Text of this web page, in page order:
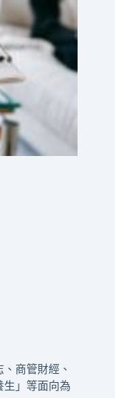
商管財經、
生」等面向為